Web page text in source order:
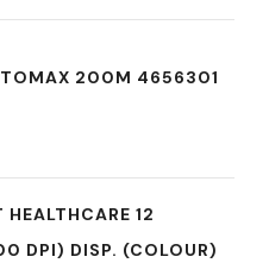
200M 4656301
HEALTHCARE 12
DPI) DISP. (COLOUR)